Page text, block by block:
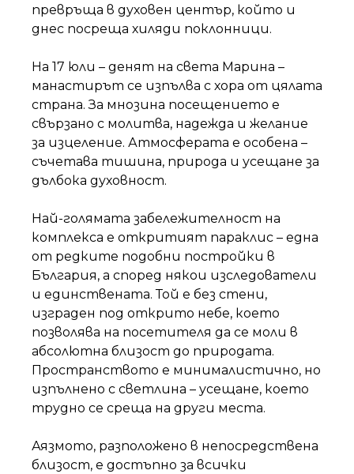
превръща в духовен център, който и
днес посреща хиляди поклонници.
На 17 юли – денят на света Марина –
манастирът се изпълва с хора от цялата
страна. За мнозина посещението е
свързано с молитва, надежда и желание
за изцеление. Атмосферата е особена –
съчетава тишина, природа и усещане за
дълбока духовност.
Най-голямата забележителност на
комплекса е откритият параклис – една
от редките подобни постройки в
България, а според някои изследователи
и единствената. Той е без стени,
изграден под открито небе, което
позволява на посетителя да се моли в
абсолютна близост до природата.
Пространството е минималистично, но
изпълнено с светлина – усещане, което
трудно се среща на други места.
Аязмото, разположено в непосредствена
близост, е достъпно за всички